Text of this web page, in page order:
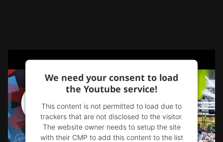
We need your consent to load
the Youtube service!
This content is not permitted to load due to
trackers that are not disclosed to the visitor.
The website owner needs to setup the site
with their CMP to add this content to the list